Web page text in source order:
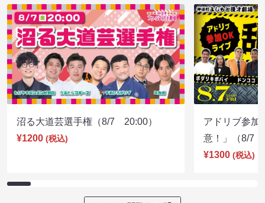
沼る大道芸選手権（8/7 20:00）
¥1200 (税込)
アドリブ参加
意！」（8/7
¥1300 (税込)